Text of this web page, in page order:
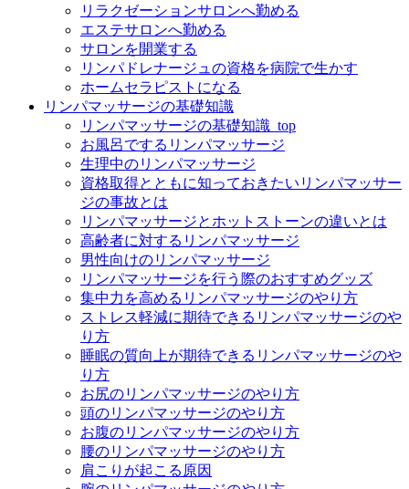
リラクゼーションサロンへ勤める
エステサロンへ勤める
サロンを開業する
リンパドレナージュの資格を病院で生かす
ホームセラピストになる
リンパマッサージの基礎知識
リンパマッサージの基礎知識_top
お風呂でするリンパマッサージ
生理中のリンパマッサージ
資格取得とともに知っておきたいリンパマッサー
ジの事故とは
リンパマッサージとホットストーンの違いとは
高齢者に対するリンパマッサージ
男性向けのリンパマッサージ
リンパマッサージを行う際のおすすめグッズ
集中力を高めるリンパマッサージのやり方
ストレス軽減に期待できるリンパマッサージのや
り方
睡眠の質向上が期待できるリンパマッサージのや
り方
お尻のリンパマッサージのやり方
頭のリンパマッサージのやり方
お腹のリンパマッサージのやり方
腰のリンパマッサージのやり方
肩こりが起こる原因